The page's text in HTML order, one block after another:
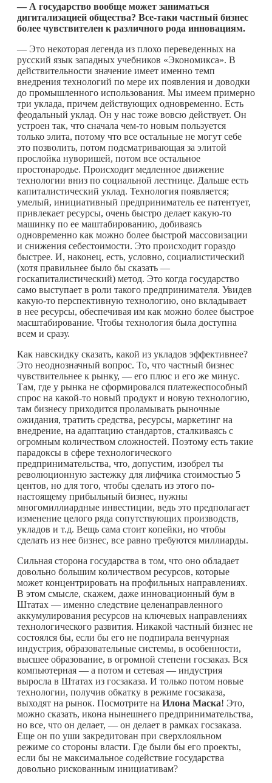
— А государство вообще может заниматься
дигитализацией общества? Все-таки частный бизнес
более чувствителен к различного рода инновациям.
— Это некоторая легенда из плохо переведенных на
русский язык западных учебников «Экономикса». В
действительности значение имеет именно темп
внедрения технологий по мере их появления и доводки
до промышленного использования. Мы имеем примерно
три уклада, причем действующих одновременно. Есть
феодальный уклад. Он у нас тоже вовсю действует. Он
устроен так, что сначала чем-то новым пользуется
только элита, потому что все остальные не могут себе
это позволить, потом подсматривающая за элитой
прослойка нуворишей, потом все остальное
простонародье. Происходит медленное движение
технологии вниз по социальной лестнице. Дальше есть
капиталистический уклад. Технология появляется;
умелый, инициативный предприниматель ее патентует,
привлекает ресурсы, очень быстро делает какую-то
машинку по ее маштабированию, добиваясь
одновременно как можно более быстрой массовизации
и снижения себестоимости. Это происходит гораздо
быстрее. И, наконец, есть, условно, социалистический
(хотя правильнее было бы сказать —
госкапиталистический) метод. Это когда государство
само выступает в роли такого предпринимателя. Увидев
какую-то перспективную технологию, оно вкладывает
в нее ресурсы, обеспечивая им как можно более быстрое
масштабирование. Чтобы технология была доступна
всем и сразу.
Как навскидку сказать, какой из укладов эффективнее?
Это неоднозначный вопрос. То, что частный бизнес
чувствительнее к рынку, — его плюс и его же минус.
Там, где у рынка не сформировался платежеспособный
спрос на какой-то новый продукт и новую технологию,
там бизнесу приходится проламывать рыночные
ожидания, тратить средства, ресурсы, маркетинг на
внедрение, на адаптацию стандартов, сталкиваясь с
огромным количеством сложностей. Поэтому есть такие
парадоксы в сфере технологического
предпринимательства, что, допустим, изобрел ты
революционную застежку для лифчика стоимостью 5
центов, но для того, чтобы сделать из этого по-
настоящему прибыльный бизнес, нужны
многомиллиардные инвестиции, ведь это предполагает
изменение целого ряда сопутствующих производств,
укладов и т.д. Вещь сама стоит копейки, но чтобы
сделать из нее бизнес, все равно требуются миллиарды.
Сильная сторона государства в том, что оно обладает
довольно большим количеством ресурсов, которые
может концентрировать на профильных направлениях.
В этом смысле, скажем, даже инновационный бум в
Штатах — именно следствие целенаправленного
аккумулирования ресурсов на ключевых направлениях
технологического развития. Никакой частный бизнес не
состоялся бы, если бы его не подпирала венчурная
индустрия, образовательные системы, в особенности,
высшее образование, в огромной степени госзаказ. Вся
компьютерная — а потом и сетевая — индустрия
выросла в Штатах из госзаказа. И только потом новые
технологии, получив обкатку в режиме госзаказа,
выходят на рынок. Посмотрите на Илона Маска! Это,
можно сказать, икона нынешнего предпринимательства,
но все, что он делает, — он делает в рамках госзаказа.
Еще он по уши закредитован при сверхлояльном
режиме со стороны власти. Где были бы его проекты,
если бы не максимальное содействие государства
довольно рискованным инициативам?